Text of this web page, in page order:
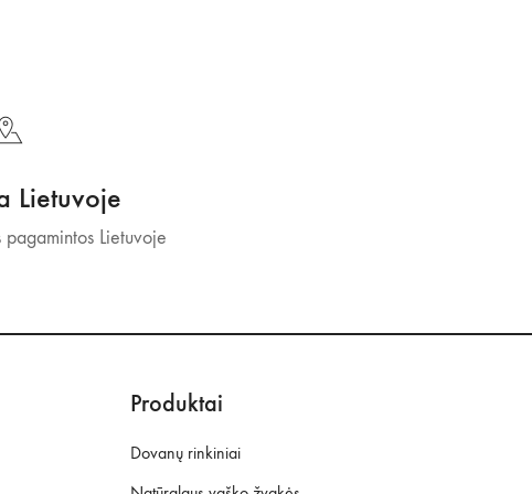
Lietuvoje
Lietuvoje
Produktai
Dovanų rinkiniai